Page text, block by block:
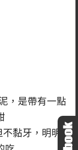
，是帶有一點
黏牙，明明